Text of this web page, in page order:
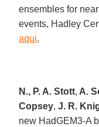
ensembles for
events, Hadley
aqui.
N., P. A. Stott, A.
Copsey, J. R.
new HadGEM3-A